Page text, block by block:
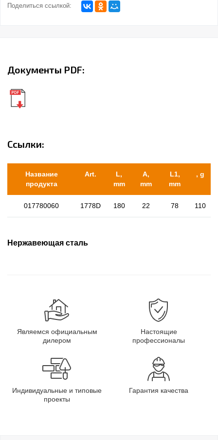
Поделиться ссылкой:
Документы PDF:
Ссылки:
Название
продукта
Art.
L,
mm
A,
mm
L1,
mm
​, g
017780060 1778D 180 22 78 110
Нержавеющая сталь
Являемся официальным
дилером
Настоящие
профессионалы
Индивидуальные и типовые
проекты
Гарантия качества